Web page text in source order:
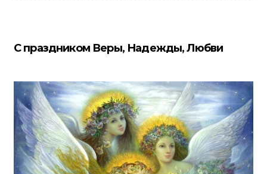
С праздником Веры, Надежды, Любви